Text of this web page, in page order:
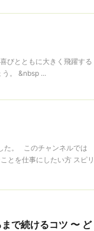
びとともに大きく飛躍する
。 &nbsp ...
た。 このチャンネルでは
とを仕事にしたい方 スピリ
で続けるコツ 〜 ど